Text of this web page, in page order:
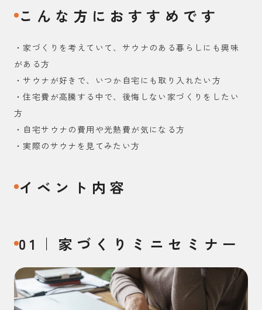
こんな方におすすめです
・家づくりを考えていて、サウナのある暮らしにも興味
がある方
・サウナが好きで、いつか自宅にも取り入れたい方
・住宅費が高騰する中で、後悔しない家づくりをしたい
方
・自宅サウナの費用や光熱費が気になる方
・実際のサウナを見てみたい方
イベント内容
01｜家づくりミニセミナー